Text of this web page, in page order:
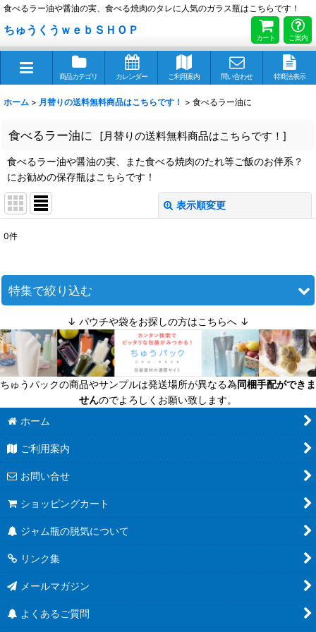
食べるラー油や醤油の実、食べる焼肉のタレに人気のガラス瓶はこちらです！
ちゅうくうｗｅｂＳＨＯＰ
カート ご案内
商品カテゴリ カレンダー ご利用案内 問い合わせ 特商法表示
ホーム > 月替りの送料無料商品はこちらです！ > 食べるラー油に
食べるラー油に [月替りの送料無料商品はこちらです！ ]
食べるラー油や醤油の実、また食べる焼肉のたれ等ご飯のお伴系？
にお勧めの保存瓶はこちらです！
表示順変更
並び順 :
絞り込む
0件
特集で絞り込む
迷ったら定番商品！
送料無料商品
超軽量瓶
六角びん
八角びん
角びん全て
マヨネーズびん
お酒のテイクアウト容器
人気のハーバリウム瓶
↓ パウチや袋をお探しの方はこちらへ ↓
ちゅうパックの商品やサンプルは発送場所が異なる為同梱手配ができま
せんのでよろしくお願い致します。
ホーム
ご利用案内
お問い合せ
ショッピングカート
ジャム瓶の脱気について
リンク集
メールマガジン
よくあるご質問